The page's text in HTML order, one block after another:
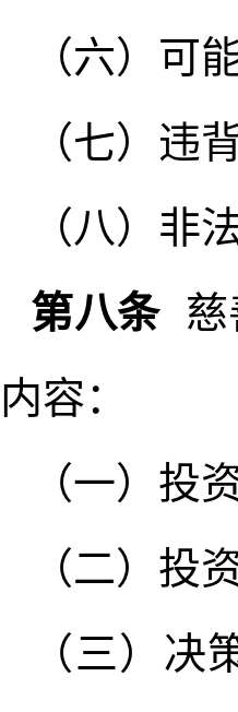
（六）可
（七）违
（八）非
第八条慈
内容：
（一）投
（二）投
（三）